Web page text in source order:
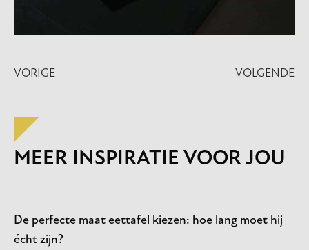
VORIGE VOLGENDE
MEER INSPIRATIE VOOR JOU
De perfecte maat eettafel kiezen: hoe lang moet hij
écht zijn?